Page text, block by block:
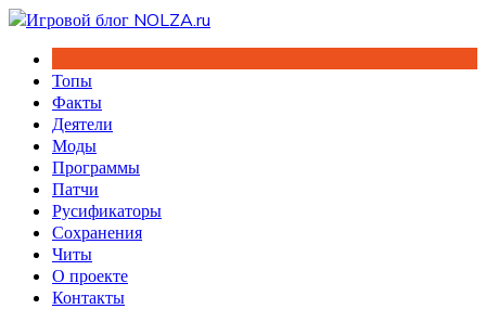
Перейти
содержимому
Топы
Факты
Деятели
Моды
Программы
Патчи
Русификаторы
Сохранения
Читы
О проекте
Контакты